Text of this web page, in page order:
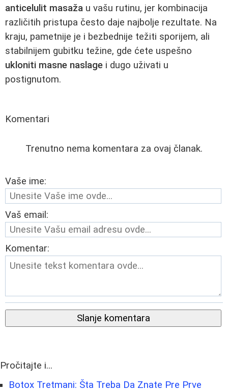
anticelulit masaža u vašu rutinu, jer kombinacija
različitih pristupa često daje najbolje rezultate. Na
kraju, pametnije je i bezbednije težiti sporijem, ali
stabilnijem gubitku težine, gde ćete uspešno
ukloniti masne naslage i dugo uživati u
postignutom.
Komentari
Trenutno nema komentara za ovaj članak.
Vaše ime:
Vaš email:
Komentar:
Slanje komentara
Pročitajte i...
Botox Tretmani: Šta Treba Da Znate Pre Prve